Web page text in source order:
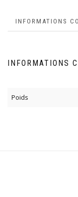
INFORMATIONS
INFORMATIONS
Poids